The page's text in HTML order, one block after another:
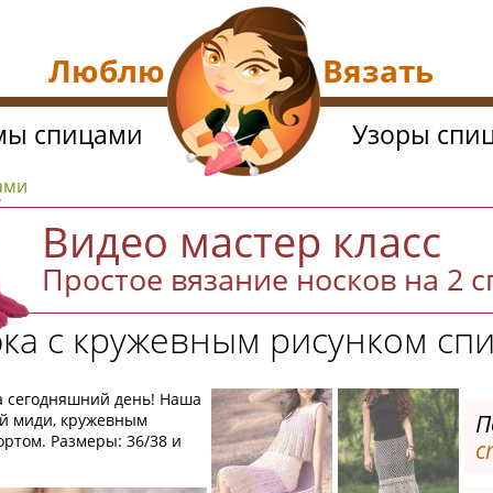
Видео мастер класс
Простое вязание носков на 2
с кружевным рисунком
сегодняшний день! Наша
миди, кружевным
Размеры: 36/38 и
спицами Узоры
Люблю Вязать